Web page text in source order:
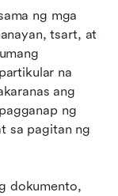
ng mga
tsart, at
na
ang
ng
sa pagitan ng
dokumento,